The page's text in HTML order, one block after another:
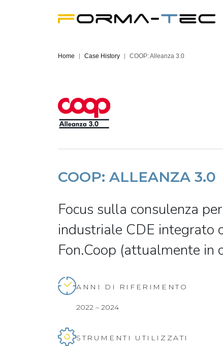
Home Case History COOP: Alleanza 3.0
COOP: ALLEANZA 3.0
Focus sulla consulenza
industriale CDE integrato
Fon.Coop (attualmente in
ANNI DI RIFERIMENTO
2022 – 2024
STRUMENTI UTILIZZATI